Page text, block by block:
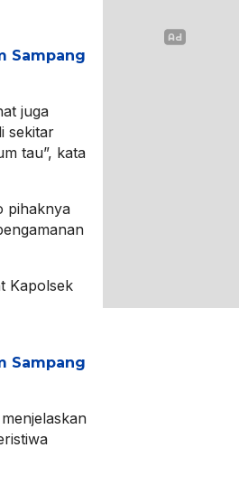
Sampang
juga
sekitar
tau”, kata
pihaknya
Kapolsek
Sampang